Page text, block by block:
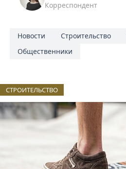
Корреспондент
Новости Строительство
Общественники
СТРОИТЕЛЬСТВО